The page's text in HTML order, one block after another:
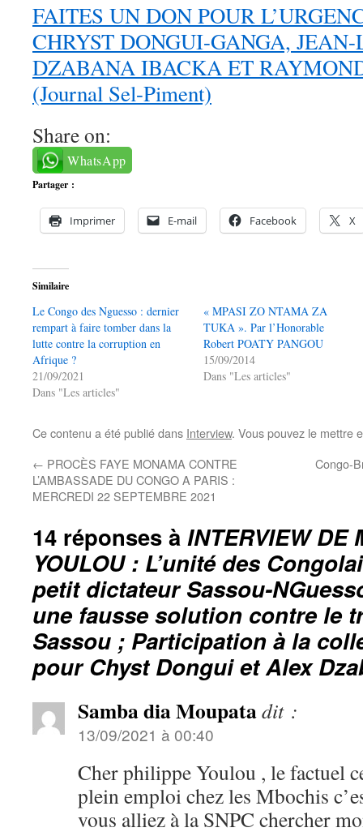
FAITES UN DON POUR
CHRYST DONGUI-GANGA,
DZABANA IBACKA ET
(Journal Sel-Piment)
Share on:
WhatsApp
Partager :
Imprimer E-mail Facebook X
Similaire
Le Congo des Nguesso : dernier
rempart à faire tomber dans la
lutte contre la corruption en
Afrique ?
21/09/2021
Dans "Les articles"
« MPASI ZO NTAMA ZA
TUKA ». Par l’Honorable
Robert POATY PANGOU
15/09/2014
Dans "Les articles"
Ce contenu a été publié dans Interview. Vous pouvez le mettre
← PROCÈS FAYE MONAMA CONTRE
L’AMBASSADE DU CONGO A PARIS :
MERCREDI 22 SEPTEMBRE 2021
Congo-
14 réponses à INTERVIEW DE
YOULOU : L’unité des
petit dictateur Sassou-
une fausse solution contre le
Sassou ; Participation à la
pour Chyst Dongui et Alex
Samba dia Moupatadit :
13/09/2021 à 00:40
Cher philippe Youlou , le factuel
plein emploi chez les Mbochis
vous alliez à la SNPC chercher